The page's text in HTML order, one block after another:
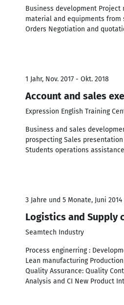
Business development Project
material and equipments from
Orders Negotiation and
1 Jahr, Nov. 2017 - Okt. 2018
Account and sales
Expression English Training
Business and sales
prospecting Sales
Students operations assistance
3 Jahre und 5 Monate, Juni 2014
Logistics and Supply
Seamtech Industry
Process enginerring :
Lean manufacturing
Quality Assurance: Quality
Analysis and CI New Product